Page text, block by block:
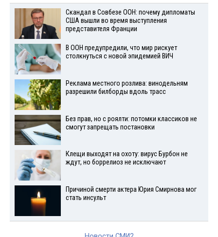
Скандал в Совбезе ООН: почему дипломаты
США вышли во время выступления
представителя Франции
В ООН предупредили, что мир рискует
столкнуться с новой эпидемией ВИЧ
Реклама местного розлива: винодельням
разрешили билборды вдоль трасс
Без прав, но с роялти: потомки классиков не
смогут запрещать постановки
Клещи выходят на охоту: вирус Бурбон не
ждут, но боррелиоз не исключают
Причиной смерти актера Юрия Смирнова мог
стать инсульт